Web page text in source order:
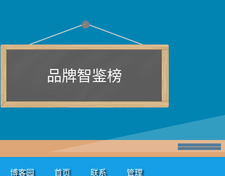
品牌智鉴榜
博客园 首页 联系 管理